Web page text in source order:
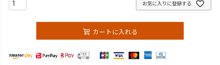
お気に入りに登録する
カートに入れる